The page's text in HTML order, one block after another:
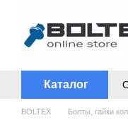
Каталог
BOLTEX Болты, гайки